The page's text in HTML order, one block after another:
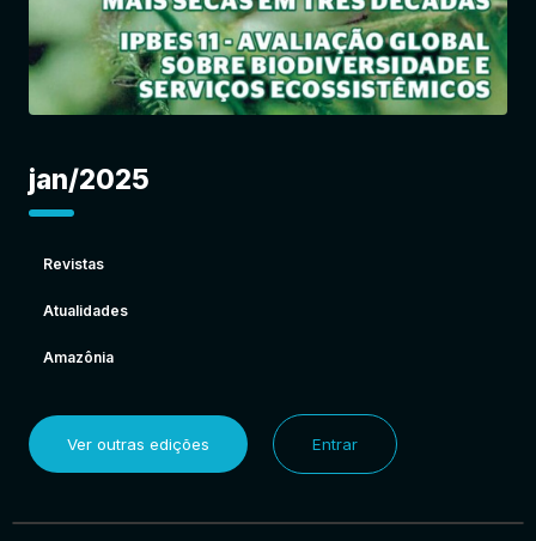
jan/2025
Revistas
Atualidades
Amazônia
Ver outras edições Entrar